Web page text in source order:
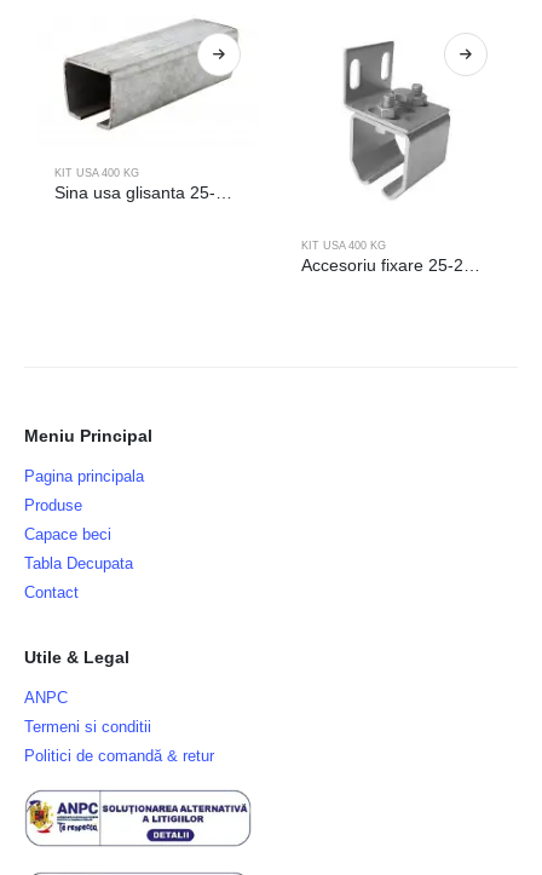
KIT USA 400 KG
Sina usa glisanta 25-232/L
KIT USA 400 KG
Meniu Principal
Pagina principala
Produse
Capace beci
Tabla Decupata
Contact
Utile & Legal
ANPC
Termeni si conditii
Politici de comandă & retur